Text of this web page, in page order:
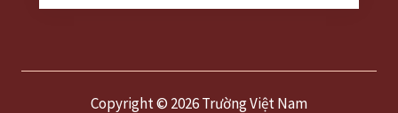
Copyright © 2026 Trường Việt Nam